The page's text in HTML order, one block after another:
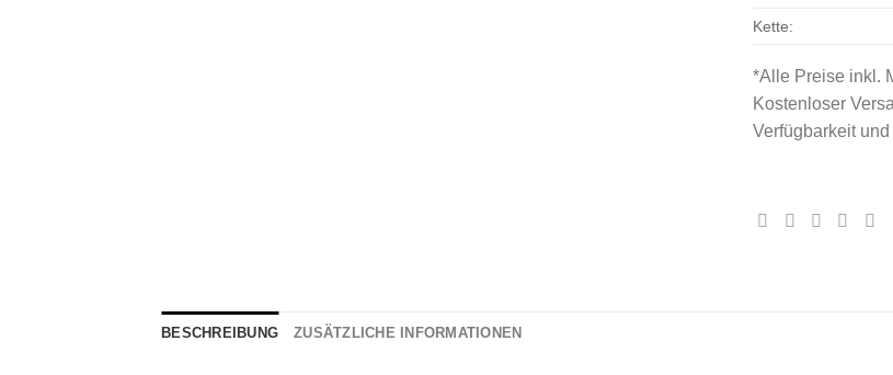
Kette:
*Alle Preise inkl.
Kostenloser
Verfügbarkeit
BESCHREIBUNG ZUSÄTZLICHE INFORMATIONEN